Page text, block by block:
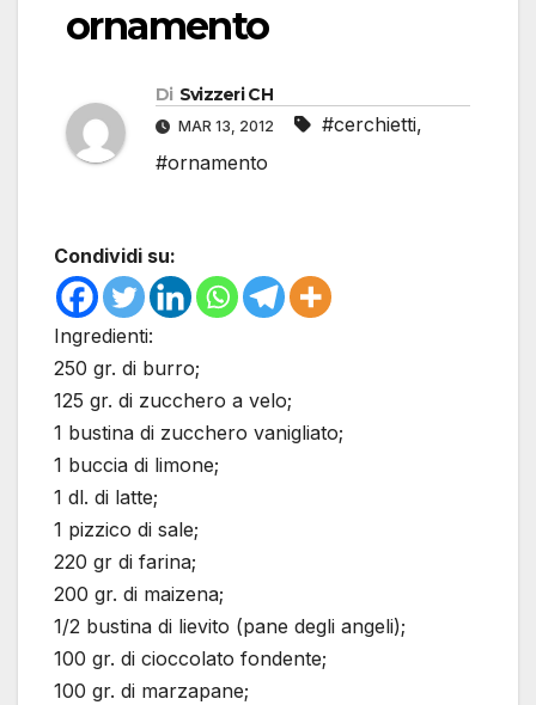
ornamento
Di Svizzeri CH
MAR 13, 2012 #cerchietti,
#ornamento
Condividi su:
Ingredienti:
250 gr. di burro;
125 gr. di zucchero a velo;
1 bustina di zucchero vanigliato;
1 buccia di limone;
1 dl. di latte;
1 pizzico di sale;
220 gr di farina;
200 gr. di maizena;
1/2 bustina di lievito (pane degli angeli);
100 gr. di cioccolato fondente;
100 gr. di marzapane;